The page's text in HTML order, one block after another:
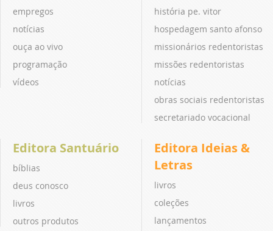
empregos
notícias
ouça ao vivo
programação
vídeos
história pe. vitor
hospedagem santo afonso
missionários redentoristas
missões redentoristas
notícias
obras sociais redentoristas
secretariado vocacional
Editora Santuário
bíblias
deus conosco
livros
outros produtos
Editora Ideias &
Letras
livros
coleções
lançamentos